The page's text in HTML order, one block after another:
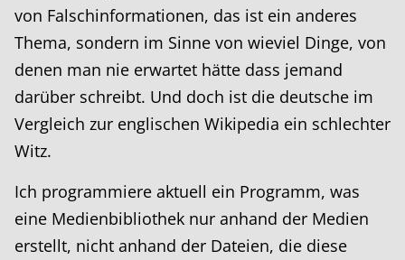
von Falschinformationen, das ist ein anderes
Thema, sondern im Sinne von wieviel Dinge, von
denen man nie erwartet hätte dass jemand
darüber schreibt. Und doch ist die deutsche im
Vergleich zur englischen Wikipedia ein schlechter
Witz.
Ich programmiere aktuell ein Programm, was
eine Medienbibliothek nur anhand der Medien
erstellt, nicht anhand der Dateien, die diese